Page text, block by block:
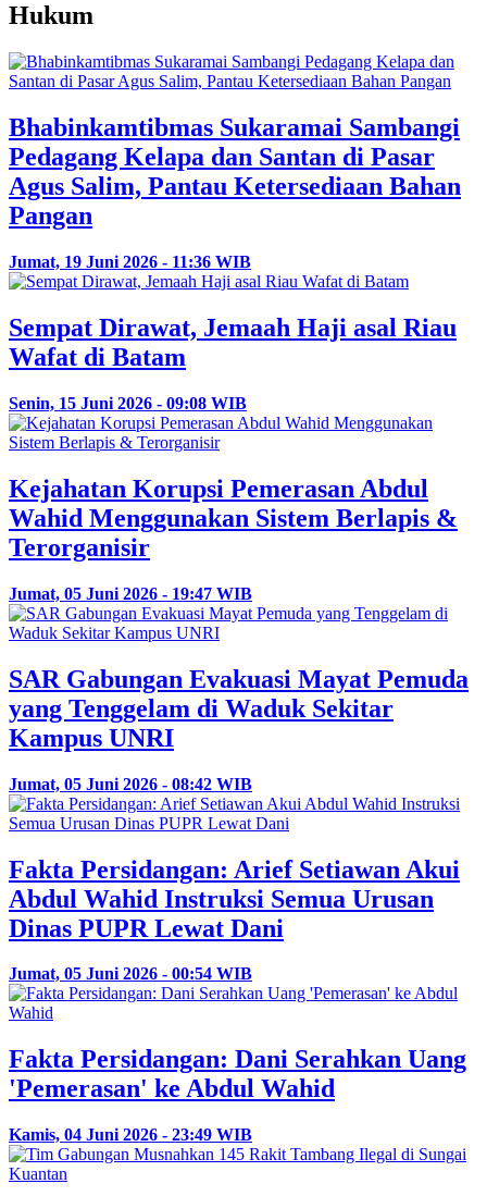
Hukum
Bhabinkamtibmas Sukaramai Sambangi
Pedagang Kelapa dan Santan di Pasar
Agus Salim, Pantau Ketersediaan Bahan
Pangan
Jumat, 19 Juni 2026 - 11:36 WIB
Sempat Dirawat, Jemaah Haji asal Riau
Wafat di Batam
Senin, 15 Juni 2026 - 09:08 WIB
Kejahatan Korupsi Pemerasan Abdul
Wahid Menggunakan Sistem Berlapis &
Terorganisir
Jumat, 05 Juni 2026 - 19:47 WIB
SAR Gabungan Evakuasi Mayat Pemuda
yang Tenggelam di Waduk Sekitar
Kampus UNRI
Jumat, 05 Juni 2026 - 08:42 WIB
Fakta Persidangan: Arief Setiawan Akui
Abdul Wahid Instruksi Semua Urusan
Dinas PUPR Lewat Dani
Jumat, 05 Juni 2026 - 00:54 WIB
Fakta Persidangan: Dani Serahkan Uang
'Pemerasan' ke Abdul Wahid
Kamis, 04 Juni 2026 - 23:49 WIB